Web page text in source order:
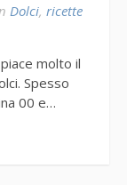
Dolci, ricette
molto il
Spesso
00 e…